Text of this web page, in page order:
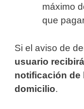
máximo
que
Si el aviso de
usuario
notificación de
domicilio.